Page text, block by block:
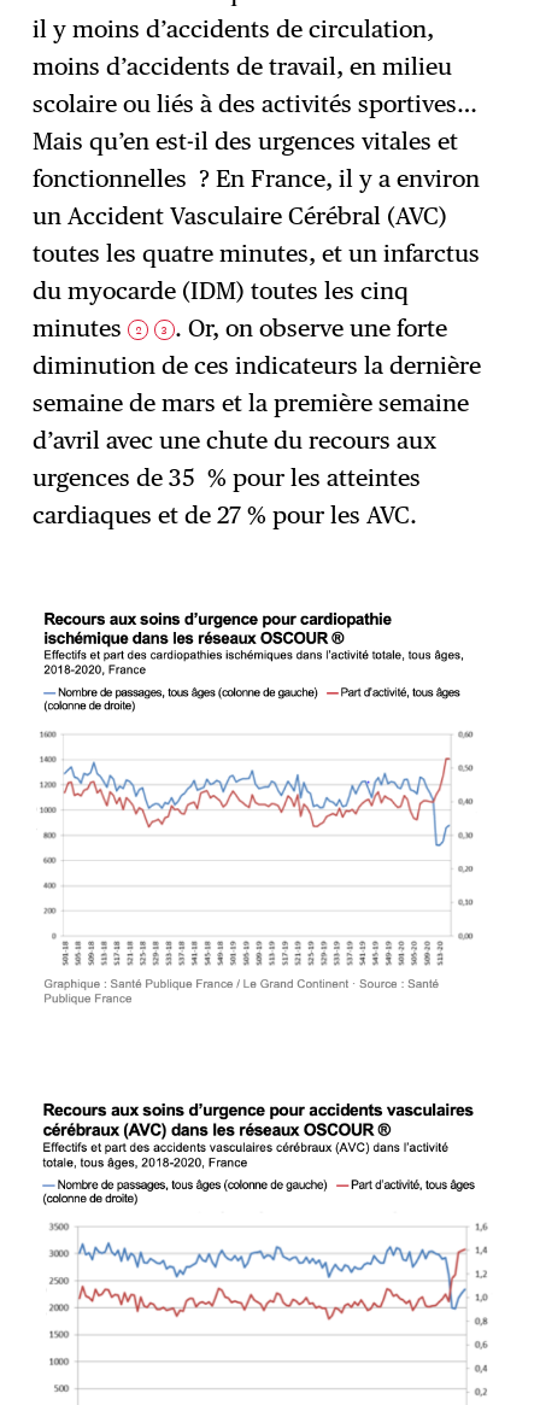
il y moins d’accidents de circulation,
moins d’accidents de travail, en milieu
scolaire ou liés à des activités sportives…
Mais qu’en est-il des urgences vitales et
fonctionnelles ? En France, il y a environ
un Accident Vasculaire Cérébral (AVC)
toutes les quatre minutes, et un infarctus
du myocarde (IDM) toutes les cinq
minutes 2 3 . Or, on observe une forte
diminution de ces indicateurs la dernière
semaine de mars et la première semaine
d’avril avec une chute du recours aux
urgences de 35 % pour les atteintes
cardiaques et de 27 % pour les AVC.